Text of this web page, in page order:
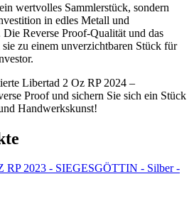
wertvolles Sammlerstück, sondern
in edles Metall und
Reverse Proof-Qualität und das
zu einem unverzichtbaren Stück für
Libertad 2 Oz RP 2024 –
Proof und sichern Sie sich ein Stück
Handwerkskunst!